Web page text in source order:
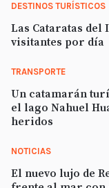
DESTINOS TURÍSTICOS
Las Cataratas del
visitantes por día
TRANSPORTE
Un catamarán
el lago Nahuel
heridos
NOTICIAS
El nuevo lujo de